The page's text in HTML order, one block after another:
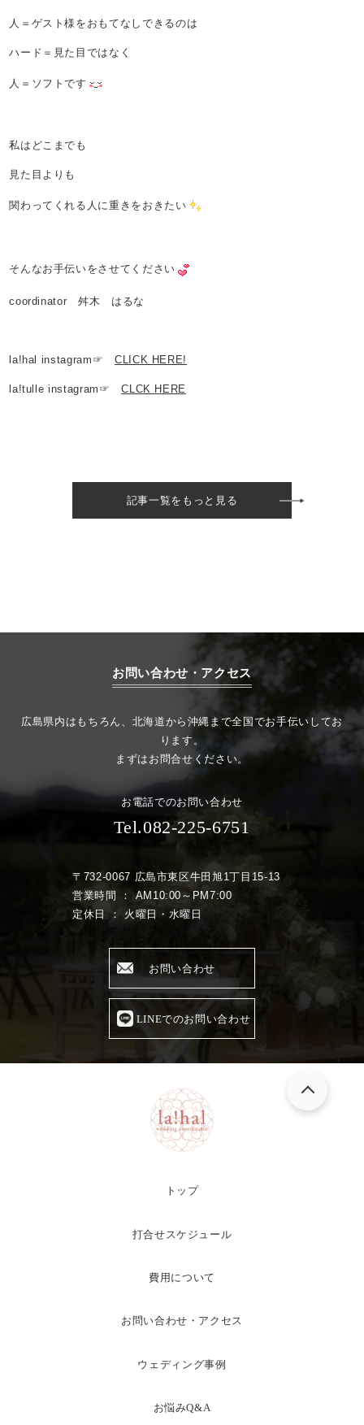
人＝ゲスト様をおもてなしできるのは
ハード＝見た目ではなく
人＝ソフトです
私はどこまでも
見た目よりも
関わってくれる人に重きをおきたい
そんなお手伝いをさせてください
coordinator 舛木 はるな
la!hal instagram☞ CLICK HERE!
la!tulle instagram☞CLCK HERE
記事一覧をもっと見る
お問い合わせ・アクセス
広島県内はもちろん、北海道から沖縄まで全国でお手伝いしてお
ります。
まずはお問合せください。
お電話でのお問い合わせ
Tel.082-225-6751
〒732-0067 広島市東区牛田旭1丁目15-13
営業時間 ： AM10:00～PM7:00
定休日 ： 火曜日・水曜日
お問い合わせ
LINEでのお問い合わせ
トップ
打合せスケジュール
費用について
お問い合わせ・アクセス
ウェディング事例
お悩みQ&A